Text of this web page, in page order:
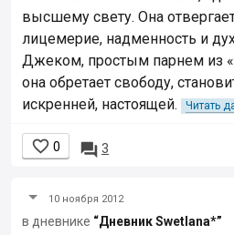
высшему свету. Она
лицемерие, надменность и
Джеком, простым парнем из
она обретает свободу,
искренней, настоящей.
Читать
 0  3
10 ноября 2012
в дневнике “Дневник Swetlana*”